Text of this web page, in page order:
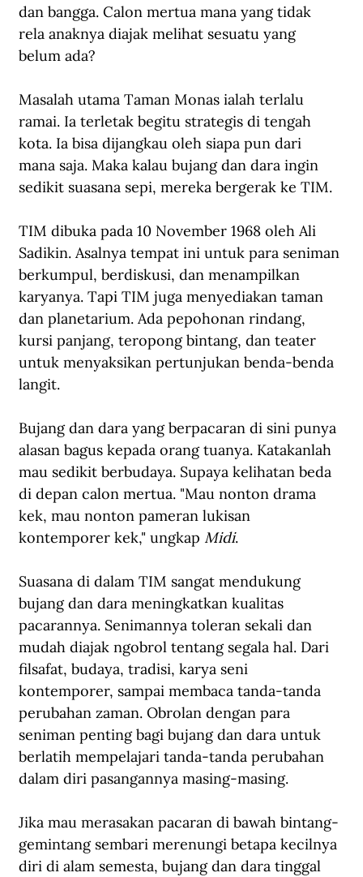
dan bangga. Calon mertua mana yang tidak
rela anaknya diajak melihat sesuatu yang
belum ada?
Masalah utama Taman Monas ialah terlalu
ramai. Ia terletak begitu strategis di tengah
kota. Ia bisa dijangkau oleh siapa pun dari
mana saja. Maka kalau bujang dan dara ingin
sedikit suasana sepi, mereka bergerak ke TIM.
TIM dibuka pada 10 November 1968 oleh Ali
Sadikin. Asalnya tempat ini untuk para seniman
berkumpul, berdiskusi, dan menampilkan
karyanya. Tapi TIM juga menyediakan taman
dan planetarium. Ada pepohonan rindang,
kursi panjang, teropong bintang, dan teater
untuk menyaksikan pertunjukan benda-benda
langit.
Bujang dan dara yang berpacaran di sini punya
alasan bagus kepada orang tuanya. Katakanlah
mau sedikit berbudaya. Supaya kelihatan beda
di depan calon mertua. "Mau nonton drama
kek, mau nonton pameran lukisan
kontemporer kek," ungkap Midi.
Suasana di dalam TIM sangat mendukung
bujang dan dara meningkatkan kualitas
pacarannya. Senimannya toleran sekali dan
mudah diajak ngobrol tentang segala hal. Dari
filsafat, budaya, tradisi, karya seni
kontemporer, sampai membaca tanda-tanda
perubahan zaman. Obrolan dengan para
seniman penting bagi bujang dan dara untuk
berlatih mempelajari tanda-tanda perubahan
dalam diri pasangannya masing-masing.
Jika mau merasakan pacaran di bawah bintang-
gemintang sembari merenungi betapa kecilnya
diri di alam semesta, bujang dan dara tinggal